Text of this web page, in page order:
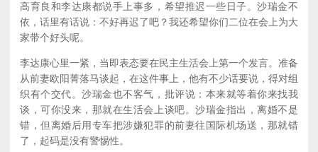
高育良和李达康都说手上事多，希望推迟一些日子。沙瑞金不
依，话里有话说：不好再迟了吧？我还希望你们二位在会上为大
家带个好头呢。
李达康心里一紧，当即表态要在民主生活会上第一个发言。准备
从前妻欧阳菁落马谈起，在这件事上，他有不少话要说，得对组
织有个交代。沙瑞金也不客气，批评说：本来就等着你来找我
谈，可你没来，那就在生活会上谈吧。沙瑞金指出，离婚不是
错，但离婚后用专车把涉嫌犯罪的前妻往国际机场送，那就错
了，起码是没有警惕性。